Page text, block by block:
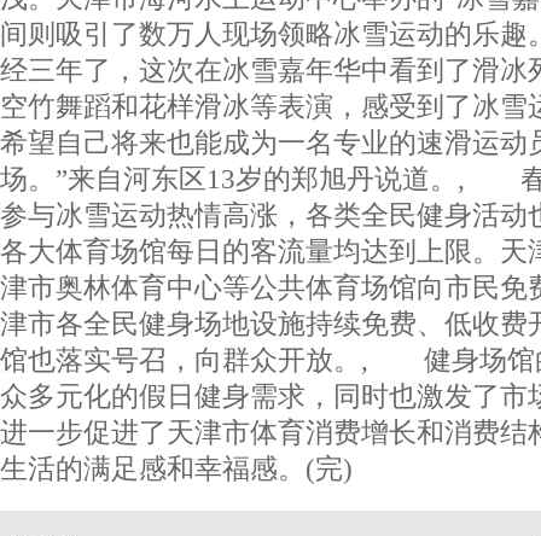
间则吸引了数万人现场领略冰雪运动的
经三年了，这次在冰雪嘉年华中看到了滑冰
空竹舞蹈和花样滑冰等表演，感受到了冰雪
希望自己将来也能成为一名专业的速滑运动
场。”来自河东区13岁的郑旭丹说道。,
参与冰雪运动热情高涨，各类全民健身活动
各大体育场馆每日的客流量均达到上限。天
津市奥林体育中心等公共体育场馆向市民免
津市各全民健身场地设施持续免费、低收费
馆也落实号召，向群众开放。, 健身场馆
众多元化的假日健身需求，同时也激发了市
进一步促进了天津市体育消费增长和消费结
生活的满足感和幸福感。(完)